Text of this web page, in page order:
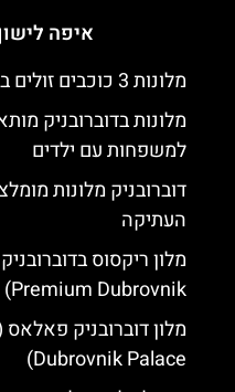
איפה
מלונות 3 כוכבים זולים בדוברובניק
מלונות בדוברובניק
למשפחות עם ילדים
דוברובניק מלונות
העתיקה
Premium Dubrovnik)
Dubrovnik Palace)